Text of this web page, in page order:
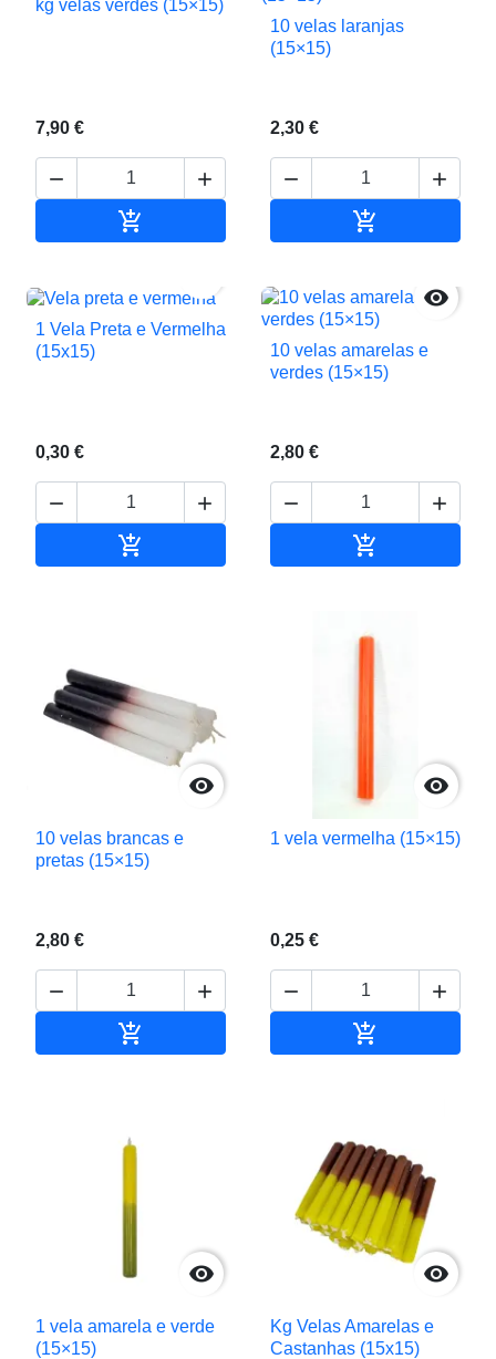
kg velas verdes (15×15)
7,90 €
 

10 velas laranjas
(15×15)
2,30 €
 

1 Vela Preta e Vermelha
(15x15)
0,30 €
 


10 velas amarelas e
verdes (15×15)
2,80 €
 


10 velas brancas e
pretas (15×15)
2,80 €
 


1 vela vermelha (15×15)
0,25 €
 


1 vela amarela e verde
(15×15)

Kg Velas Amarelas e
Castanhas (15x15)